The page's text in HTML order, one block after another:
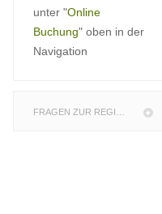
unter "Online
Buchung" oben in der
Navigation
FRAGEN ZUR REGION